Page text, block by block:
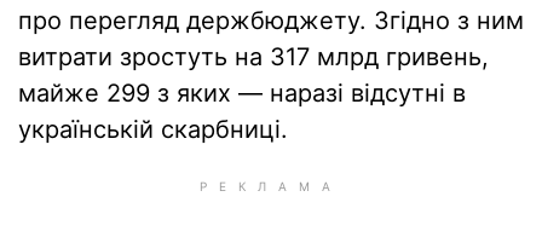
про перегляд держбюджету. Згідно з ним
витрати зростуть на 317 млрд гривень,
майже 299 з яких — наразі відсутні в
українській скарбниці.